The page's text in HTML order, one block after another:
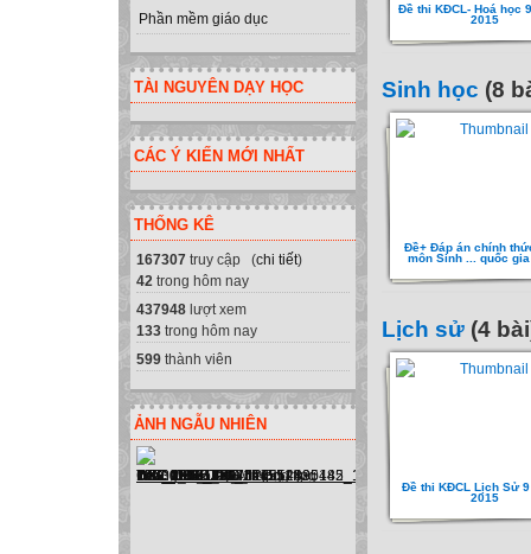
Phần mềm giáo dục
TÀI NGUYÊN DẠY HỌC
CÁC Ý KIẾN MỚI NHẤT
THỐNG KÊ
167307 truy cập (chi tiết)
42 trong hôm nay
437948 lượt xem
133 trong hôm nay
599 thành viên
ẢNH NGẪU NHIÊN
Đề thi KĐCL- Hoá học
2015
Sinh học (8
Đề+ Đáp án chính
môn Sinh ... quốc
Lịch sử (4
Đề thi KĐCL Lịch Sử 9
2015